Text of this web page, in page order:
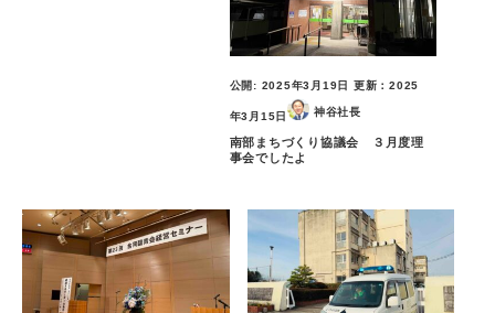
公開: 2025年3月19日 更新：2025
年3月15日 神谷社長
南部まちづくり協議会 ３月度理
事会でしたよ